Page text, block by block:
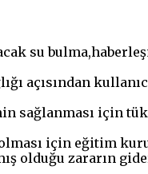
su
açısından
sağlanması için
için eğitim
olduğu zararın